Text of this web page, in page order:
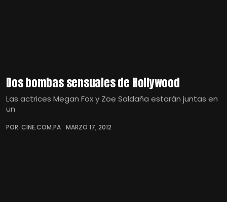
Dos bombas sensuales de Hollywood
Las actrices Megan Fox y Zoe Saldaña estarán juntas en
un
POR: CINE.COM.PA MARZO 17, 2012